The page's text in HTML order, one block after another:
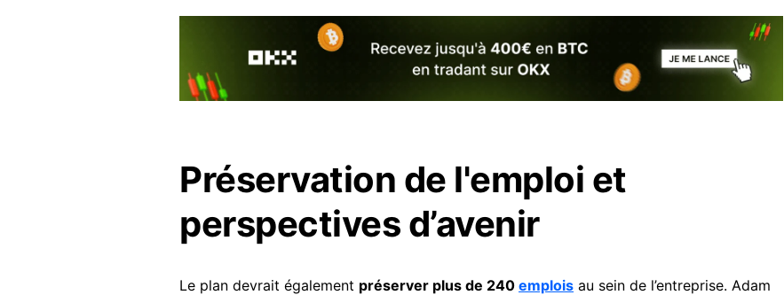
Préservation de l'emploi et
perspectives d’avenir
Le plan devrait également préserver plus de 240 emplois au sein de l’entreprise. Adam